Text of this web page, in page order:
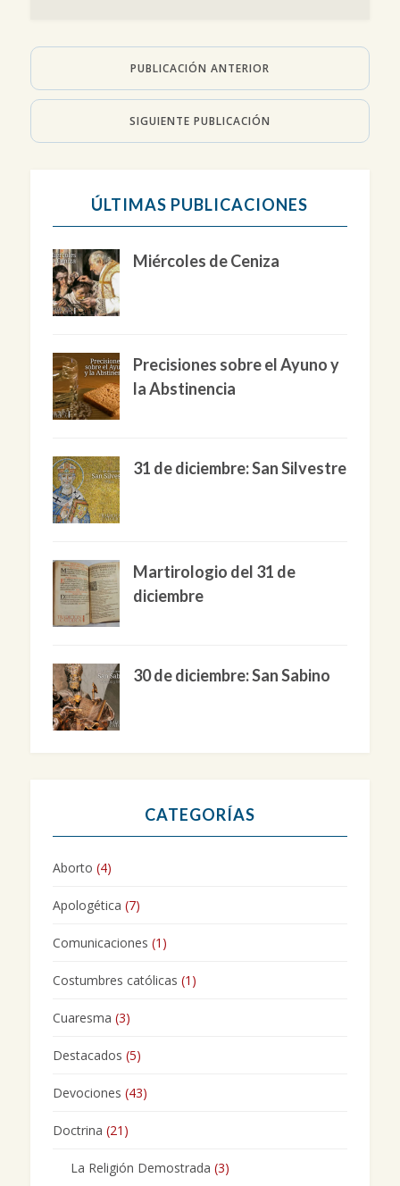
PUBLICACIÓN ANTERIOR
SIGUIENTE PUBLICACIÓN
ÚLTIMAS PUBLICACIONES
Miércoles de Ceniza
Precisiones sobre el Ayuno y
la Abstinencia
31 de diciembre: San Silvestre
Martirologio del 31 de
diciembre
30 de diciembre: San Sabino
CATEGORÍAS
Aborto (4)
Apologética (7)
Comunicaciones (1)
Costumbres católicas (1)
Cuaresma (3)
Destacados (5)
Devociones (43)
Doctrina (21)
La Religión Demostrada (3)